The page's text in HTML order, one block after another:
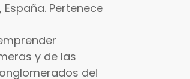
Pertenece
y de las
del